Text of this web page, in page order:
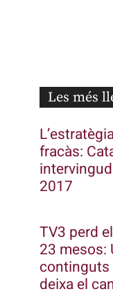
Les més
fracàs:
2017
TV3 perd
23 mesos:
continguts
deixa el